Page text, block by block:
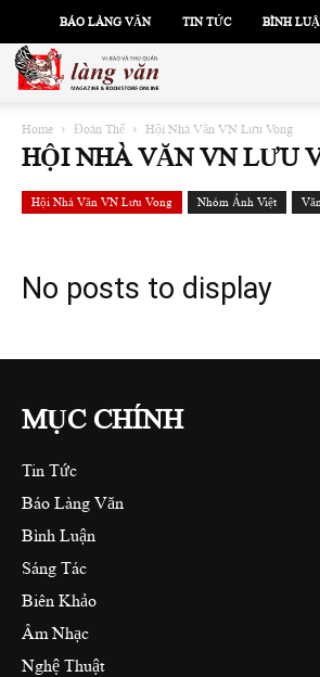
BÁO LÀNG VĂN TIN TỨC BÌNH
Home Đoàn Thể Hội Nhà Văn VN Lưu Vong
HỘI NHÀ VĂN VN LƯU
Hội Nhà Văn VN Lưu Vong Nhóm Ảnh Việt
No posts to display
MỤC CHÍNH
Tin Tức
Báo Làng Văn
Bình Luận
Sáng Tác
Biên Khảo
Âm Nhạc
Nghệ Thuật